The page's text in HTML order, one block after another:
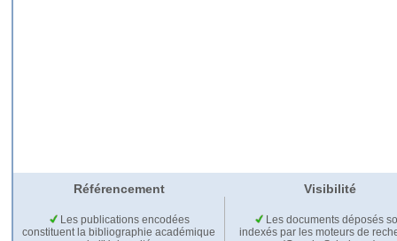
Référencement Visibilité
Les publications encodées
constituent la bibliographie académique
Les documents déposés
indexés par les moteurs de